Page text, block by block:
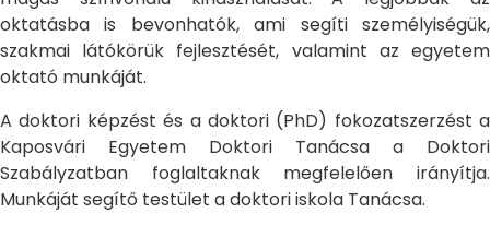
oktatásba is bevonhatók, ami segíti személyiségük,
szakmai látókörük fejlesztését, valamint az egyetem
oktató munkáját.
A doktori képzést és a doktori (PhD) fokozatszerzést a
Kaposvári Egyetem Doktori Tanácsa a Doktori
Szabályzatban foglaltaknak megfelelően irányítja.
Munkáját segítő testület a doktori iskola Tanácsa.